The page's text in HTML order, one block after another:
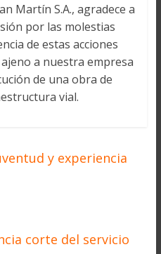
Martín S.A., agradece a
por las molestias
de estas acciones
a nuestra empresa
de una obra de
vial.
y experiencia
corte del servicio